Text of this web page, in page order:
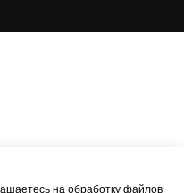
на обработку файлов